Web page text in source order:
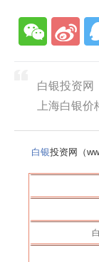
白银投资网
上海白银价
白银投资网（